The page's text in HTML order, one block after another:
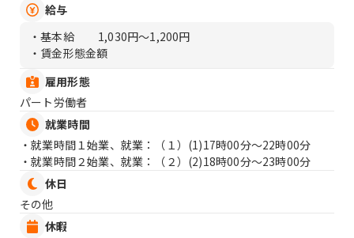
給与
・基本給
1,030円〜1,200円
・賃金形態金額
雇用形態
パート労働者
就業時間
・就業時間１始業、就業：（１） (1)17時00分〜22時00分
・就業時間２始業、就業：（２） (2)18時00分〜23時00分
休日
その他
休暇